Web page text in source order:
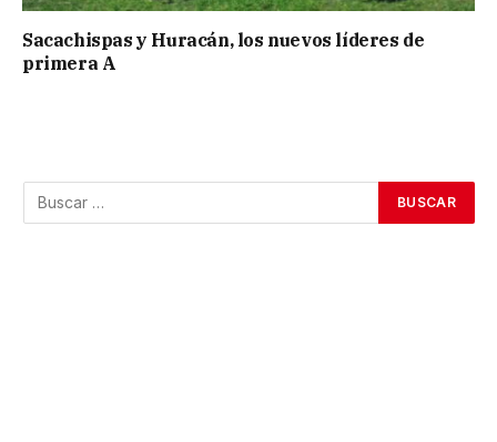
Sacachispas y Huracán, los nuevos líderes de
primera A